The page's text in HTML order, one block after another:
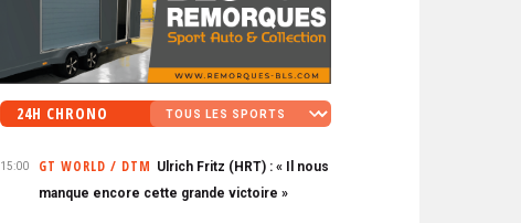
24H CHRONO
15:00 GT WORLD / DTM Ulrich Fritz (HRT) : « Il nous
manque encore cette grande victoire »